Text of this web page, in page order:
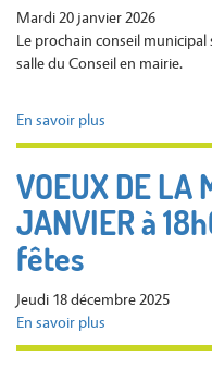
SEPTEMBRE
à
18H00
Mardi 20 janvier 2026
Le prochain conseil municipal
salle du Conseil en mairie.
En savoir plus
Le
conseil
municipal
se
26
à
VOEUX DE LA
JANVIER à
fêtes
Jeudi 18 décembre 2025
En savoir plus
VOEUX